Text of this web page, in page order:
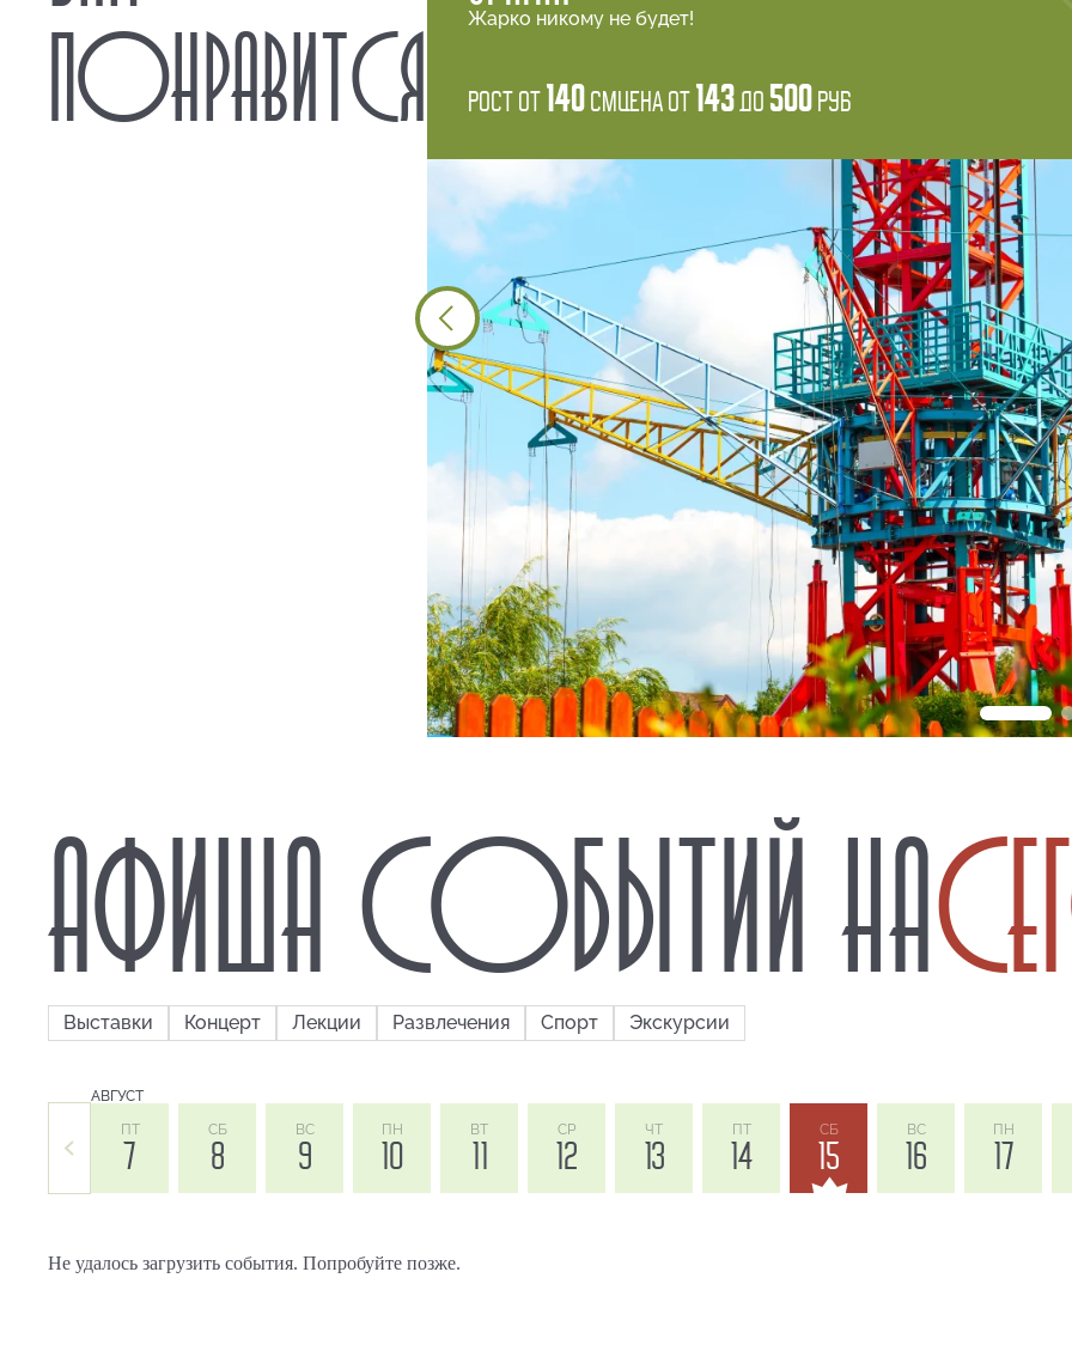
ПОНРАВИТСЯ
Жарко никому не будет!
Рост от 140 смЦена от 143до 500 руб
АФИША СОБЫТИЙ НА
Выставки Концерт Лекции Развлечения Спорт Экскурсии
АВГУСТ
ПТ
7
СБ
8
ВС
9
ПН
10
ВТ
11
СР
12
ЧТ
13
ПТ
14
СБ
15
ВС
16
ПН
17
Не удалось загрузить события. Попробуйте позже.